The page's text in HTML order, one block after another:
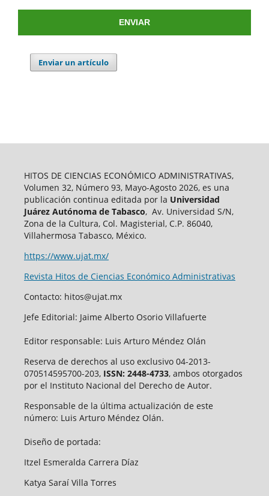
ENVIAR
Enviar un artículo
HITOS DE CIENCIAS ECONÓMICO ADMINISTRATIVAS,
Volumen 32, Número 93, Mayo-Agosto 2026, es una
publicación continua editada por la Universidad
Juárez Autónoma de Tabasco, Av. Universidad S/N,
Zona de la Cultura, Col. Magisterial, C.P. 86040,
Villahermosa Tabasco, México.
https://www.ujat.mx/
Revista Hitos de Ciencias Económico Administrativas
Contacto: hitos@ujat.mx
Jefe Editorial: Jaime Alberto Osorio Villafuerte
Editor responsable: Luis Arturo Méndez Olán
Reserva de derechos al uso exclusivo 04-2013-
070514595700-203, ISSN: 2448-4733, ambos otorgados
por el Instituto Nacional del Derecho de Autor.
Responsable de la última actualización de este
número: Luis Arturo Méndez Olán.
Diseño de portada:
Itzel Esmeralda Carrera Díaz
Katya Saraí Villa Torres